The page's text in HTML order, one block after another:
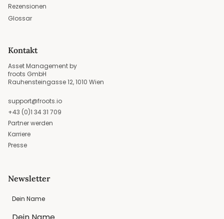
Rezensionen
Glossar
Kontakt
Asset Management by
froots GmbH
Rauhensteingasse 12, 1010 Wien
support@froots.io
+43 (0)1 34 31 709
Partner werden
Karriere
Presse
Newsletter
Dein Name